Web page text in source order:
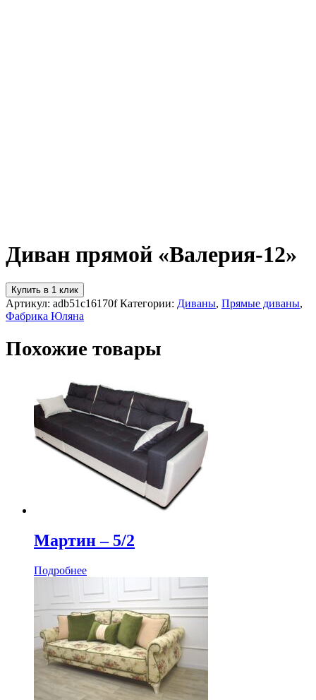
Диван прямой «Валерия-12»
Купить в 1 клик
Артикул: adb51c16170f Категории: Диваны, Прямые диваны,
Фабрика Юляна
Похожие товары
Мартин ‒ 5/2
Подробнее